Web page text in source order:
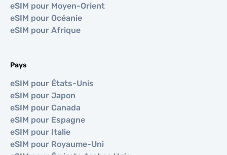
eSIM pour Moyen-Orient
eSIM pour Océanie
eSIM pour Afrique
Pays
eSIM pour États-Unis
eSIM pour Japon
eSIM pour Canada
eSIM pour Espagne
eSIM pour Italie
eSIM pour Royaume-Uni